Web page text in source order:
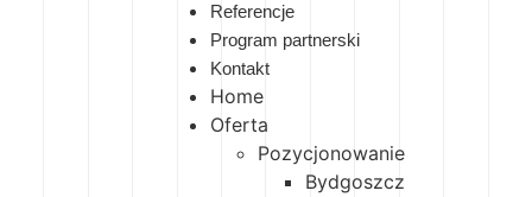
Referencje
Program partnerski
Kontakt
Home
Oferta
Pozycjonowanie
Bydgoszcz